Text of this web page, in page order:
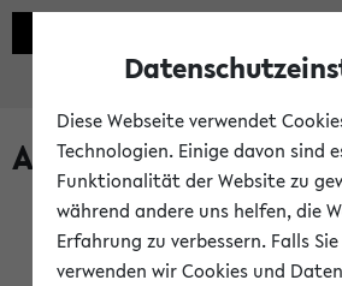
Archivierte
Anglistik: British and American
(Einschreibung bis WiSe 16/17)
Diese Webseite verwendet
Technologien. Einige davon sind
Funktionalität der Website zu
während andere uns helfen, die
Erfahrung zu verbessern. Falls
verwenden wir Cookies und